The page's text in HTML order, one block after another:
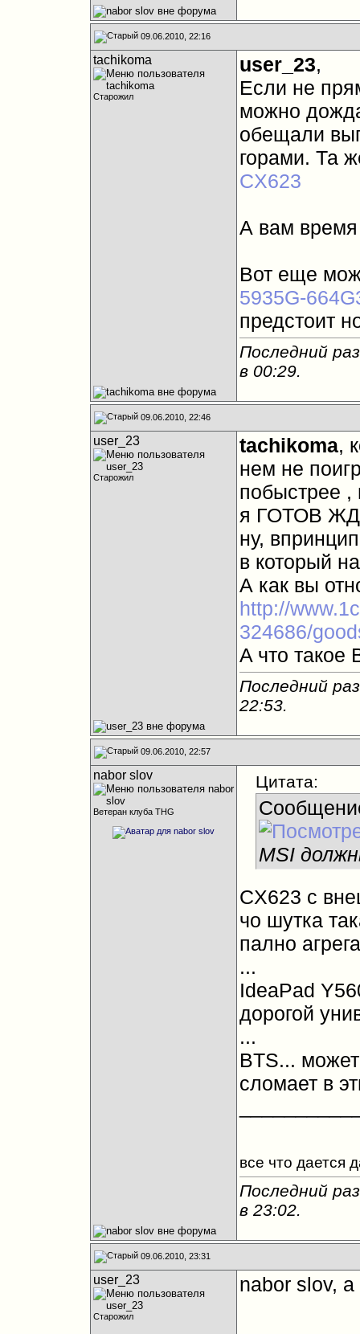
09.06.2010, 22:16
tachikoma
Старожил
user_23,
Если не
можно
обещали
горами. Та
CX623
А вам время
Вот еще
5935G-
предстоит
Последний
в 00:29.
09.06.2010, 22:46
user_23
Старожил
tachikoma,
нем не
побыстрее ,
я ГОТОВ
ну,
в который
А как вы
http://
324686/
A что такое
Последний
22:53.
09.06.2010, 22:57
nabor slov
Ветеран клуба THG
Цитата:
MSI
CX623 с
чо шутка
пално
...
IdeaPad
дорогой
...
BTS...
сломает в
все что дается
Последний
в 23:02.
09.06.2010, 23:31
user_23
Старожил
nabor slov,